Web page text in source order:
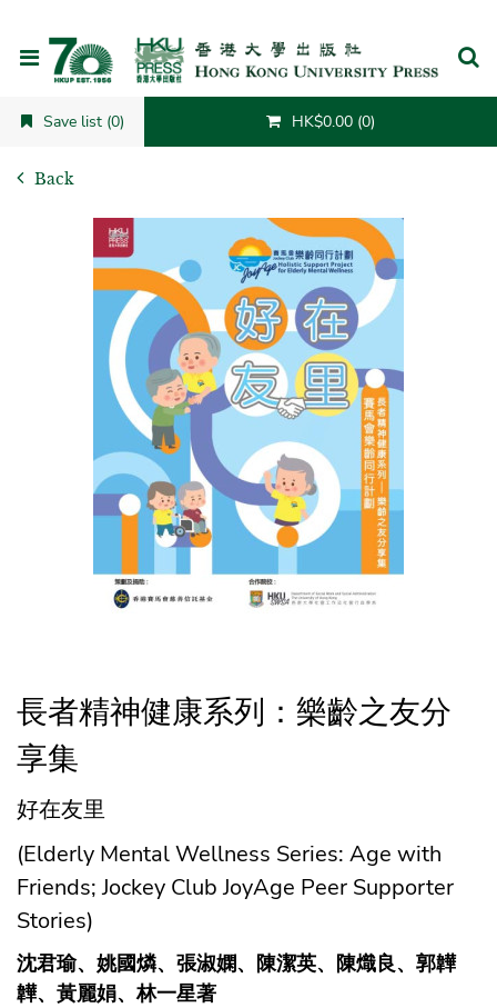
Save list (0) HK$0.00 (0)
Back
長者精神健康系列：樂齡之友分
享集
好在友里
(Elderly Mental Wellness Series: Age with
Friends; Jockey Club JoyAge Peer Supporter
Stories)
沈君瑜、姚國燐、張淑嫻、陳潔英、陳熾良、郭韡
韡、黃麗娟、林一星著